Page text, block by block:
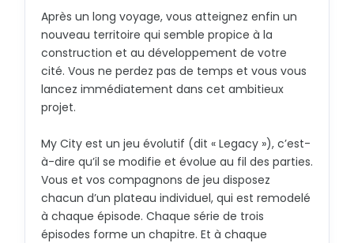
M
Q
U
Y
F
J
N
CONTACT
Après un long voyage, vous atteignez enfin un
nouveau territoire qui semble propice à la
construction et au développement de votre
cité. Vous ne perdez pas de temps et vous vous
lancez immédiatement dans cet ambitieux
projet.
My City est un jeu évolutif (dit « Legacy »), c’est-
à-dire qu’il se modifie et évolue au fil des parties.
Vous et vos compagnons de jeu disposez
chacun d’un plateau individuel, qui est remodelé
à chaque épisode. Chaque série de trois
épisodes forme un chapitre. Et à chaque